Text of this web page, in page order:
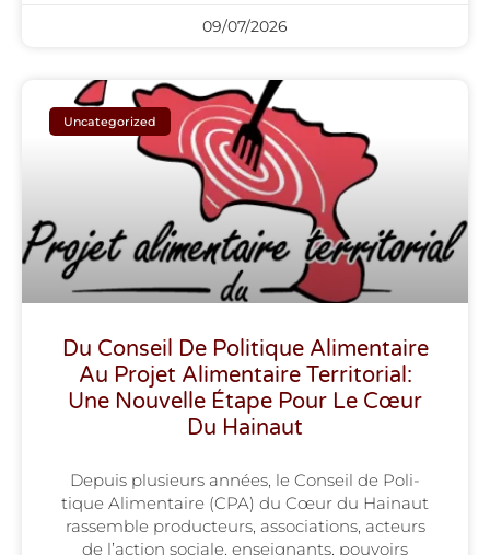
09/07/2026
Uncategorized
Du Conseil De Politique Alimentaire
Au Projet Alimentaire Territorial:
Une Nouvelle Étape Pour Le Cœur
Du Hainaut
Depuis plu­sieurs années, le Conseil de Poli­
tique Ali­men­taire (CPA) du Cœur du Hai­naut
ras­semble pro­duc­teurs, asso­cia­tions, acteurs
de l’action sociale, ensei­gnants, pou­voirs